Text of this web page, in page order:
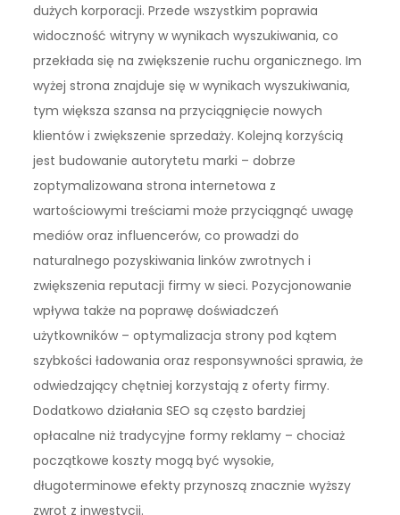
dużych korporacji. Przede wszystkim poprawia
widoczność witryny w wynikach wyszukiwania, co
przekłada się na zwiększenie ruchu organicznego. Im
wyżej strona znajduje się w wynikach wyszukiwania,
tym większa szansa na przyciągnięcie nowych
klientów i zwiększenie sprzedaży. Kolejną korzyścią
jest budowanie autorytetu marki – dobrze
zoptymalizowana strona internetowa z
wartościowymi treściami może przyciągnąć uwagę
mediów oraz influencerów, co prowadzi do
naturalnego pozyskiwania linków zwrotnych i
zwiększenia reputacji firmy w sieci. Pozycjonowanie
wpływa także na poprawę doświadczeń
użytkowników – optymalizacja strony pod kątem
szybkości ładowania oraz responsywności sprawia, że
odwiedzający chętniej korzystają z oferty firmy.
Dodatkowo działania SEO są często bardziej
opłacalne niż tradycyjne formy reklamy – chociaż
początkowe koszty mogą być wysokie,
długoterminowe efekty przynoszą znacznie wyższy
zwrot z inwestycji.